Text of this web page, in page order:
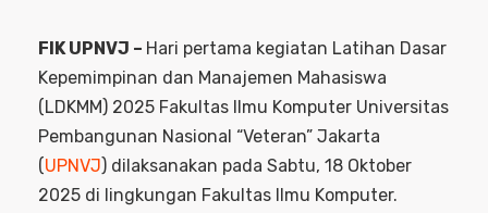
FIK UPNVJ – Hari pertama kegiatan Latihan Dasar
Kepemimpinan dan Manajemen Mahasiswa
(LDKMM) 2025 Fakultas Ilmu Komputer Universitas
Pembangunan Nasional “Veteran” Jakarta
(UPNVJ) dilaksanakan pada Sabtu, 18 Oktober
2025 di lingkungan Fakultas Ilmu Komputer.